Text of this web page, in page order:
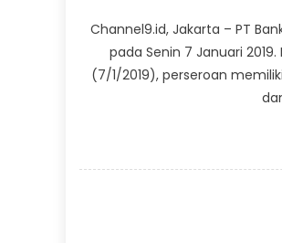
Channel9.id, Jakarta – PT
pada Senin 7 Januari
(7/1/2019), perseroan